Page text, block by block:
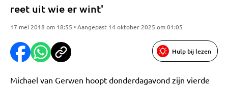
reet uit wie er wint'
17 mei 2018 om 18:55 • Aangepast 14 oktober 2025 om 01:05
Hulp bij lezen
Michael van Gerwen hoopt donderdagavond zijn vierde